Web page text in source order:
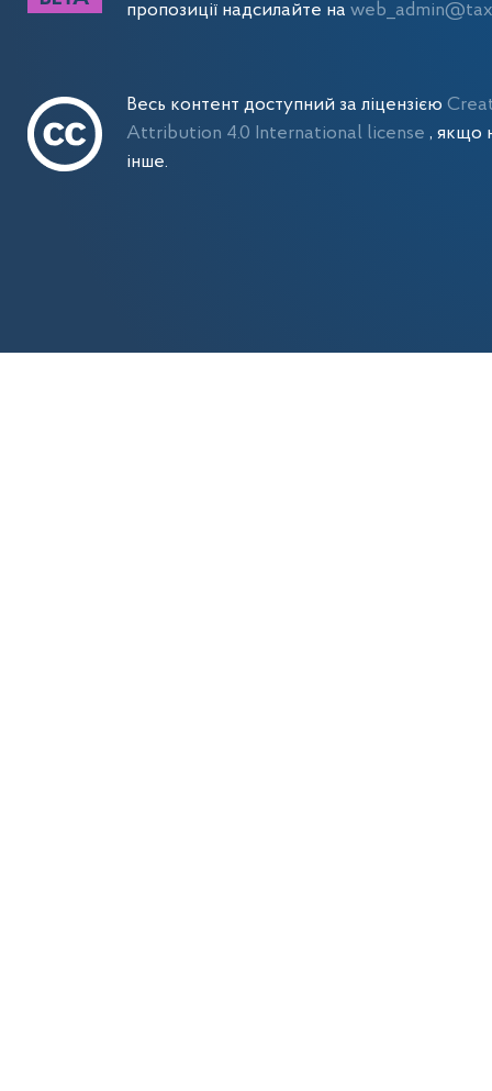
пропозиції надсилайте на
Весь контент доступний за ліцензією
Attribution 4.0 International license , якщо
інше.